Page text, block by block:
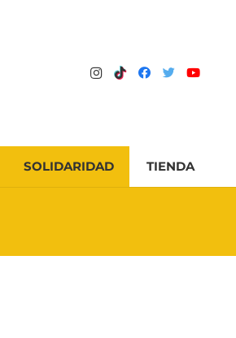
SOLIDARIDAD TIENDA